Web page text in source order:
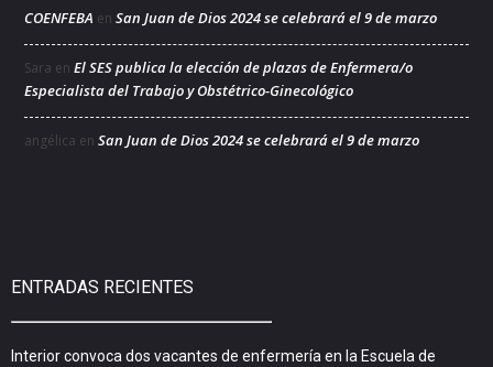
COENFEBA en San Juan de Dios 2024 se celebrará el 9 de marzo
Sara en El SES publica la elección de plazas de Enfermera/o
Especialista del Trabajo y Obstétrico-Ginecológico
angélica en San Juan de Dios 2024 se celebrará el 9 de marzo
ENTRADAS RECIENTES
Interior convoca dos vacantes de enfermería en la Escuela de